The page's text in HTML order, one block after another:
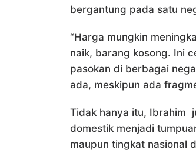
bergantung pada satu
“Harga mungkin
naik, barang kosong. Ini
pasokan di berbagai
ada, meskipun ada
Tidak hanya itu, Ibrahim
domestik menjadi
maupun tingkat nasional